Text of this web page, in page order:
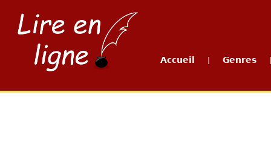
Accueil Genres